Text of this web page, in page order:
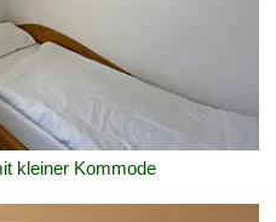
kleiner Kommode